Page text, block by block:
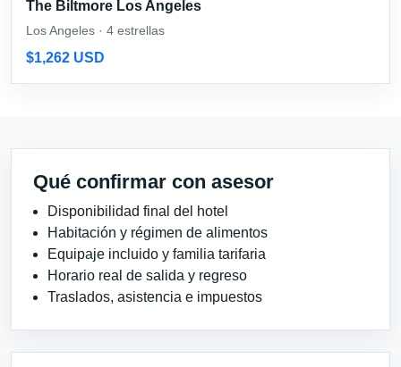
The Biltmore Los Angeles
Los Angeles · 4 estrellas
$1,262 USD
Qué confirmar con asesor
Disponibilidad final del hotel
Habitación y régimen de alimentos
Equipaje incluido y familia tarifaria
Horario real de salida y regreso
Traslados, asistencia e impuestos